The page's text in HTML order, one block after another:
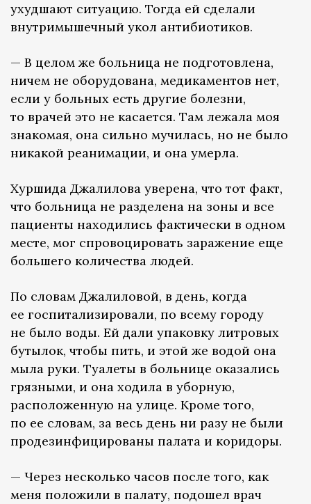
ухудшают ситуацию. Тогда ей сделали
внутримышечный укол антибиотиков.
— В целом же больница не подготовлена,
ничем не оборудована, медикаментов нет,
если у больных есть другие болезни,
то врачей это не касается. Там лежала моя
знакомая, она сильно мучилась, но не было
никакой реанимации, и она умерла.
Хуршида Джалилова уверена, что тот факт,
что больница не разделена на зоны и все
пациенты находились фактически в одном
месте, мог спровоцировать заражение еще
большего количества людей.
По словам Джалиловой, в день, когда
ее госпитализировали, по всему городу
не было воды. Ей дали упаковку литровых
бутылок, чтобы пить, и этой же водой она
мыла руки. Туалеты в больнице оказались
грязными, и она ходила в уборную,
расположенную на улице. Кроме того,
по ее словам, за весь день ни разу не были
продезинфицированы палата и коридоры.
— Через несколько часов после того, как
меня положили в палату, подошел врач